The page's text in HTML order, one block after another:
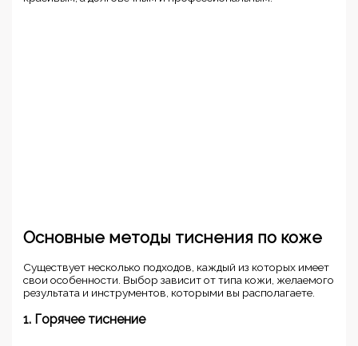
Основные методы тиснения по коже
Существует несколько подходов, каждый из которых имеет
свои особенности. Выбор зависит от типа кожи, желаемого
результата и инструментов, которыми вы располагаете.
1. Горячее тиснение